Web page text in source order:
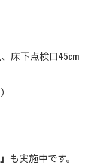
床下点検口45cm
も実施中です。